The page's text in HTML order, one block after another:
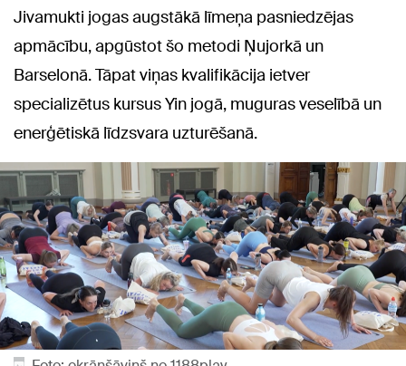
Jivamukti jogas augstākā līmeņa pasniedzējas
apmācību, apgūstot šo metodi Ņujorkā un
Barselonā. Tāpat viņas kvalifikācija ietver
specializētus kursus Yin jogā, muguras veselībā un
enerģētiskā līdzsvara uzturēšanā.